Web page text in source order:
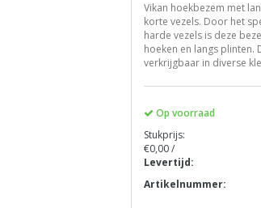
Vikan hoekbezem met
korte vezels. Door het
harde vezels is deze
hoeken en langs plinten.
verkrijgbaar in diverse
Op voorraad
Stukprijs:
€0,00 /
Levertijd:
Artikelnummer: